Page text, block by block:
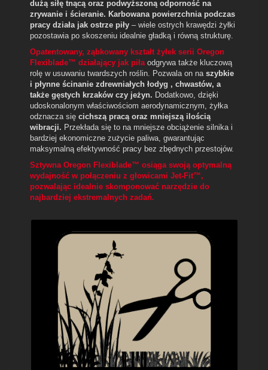
dużą siłę tnącą oraz podwyższoną odporność na
zrywanie i ścieranie. Karbowana powierzchnia podczas
pracy działa jak ostrze piły – wiele ostrych krawędzi żyłki
pozostawia po skoszeniu idealnie gładką i równą strukturę.
Opatentowany, ząbkowany kształt żyłek serii Oregon
Flexiblade™ działający jak piła odgrywa także kluczową
rolę w usuwaniu twardszych roślin. Pozwala on na szybkie
i płynne ścinanie zdrewniałych łodyg , chwastów, a
także gęstych krzaków czy jeżyn. Dodatkowo, dzięki
udoskonalonym właściwościom aerodynamicznym, żyłka
odznacza się cichszą pracą oraz mniejszą ilością
wibracji. Przekłada się to na mniejsze obciążenie silnika i
bardziej ekonomiczne zużycie paliwa, gwarantując
maksymalną efektywność pracy bez zbędnych przestojów.
Sztywna Oregon Flexiblade™ osiąga swoją optymalną
wydajność w połączeniu z głowicami Jet-Fit™,
pozwalając idealnie skomponować narzędzie do
najbardziej ekstremalnych zadań.